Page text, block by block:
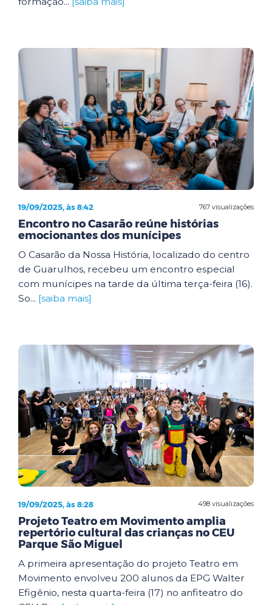
767 visualizações
19/09/2025, às 8:42
Encontro no Casarão reúne histórias
emocionantes dos munícipes
O Casarão da Nossa História, localizado do centro
de Guarulhos, recebeu um encontro especial
com munícipes na tarde da última terça-feira (16).
So... [saiba mais]
498 visualizações
19/09/2025, às 8:28
Projeto Teatro em Movimento amplia
repertório cultural das crianças no CEU
Parque São Miguel
A primeira apresentação do projeto Teatro em
Movimento envolveu 200 alunos da EPG Walter
Efigênio, nesta quarta-feira (17) no anfiteatro do